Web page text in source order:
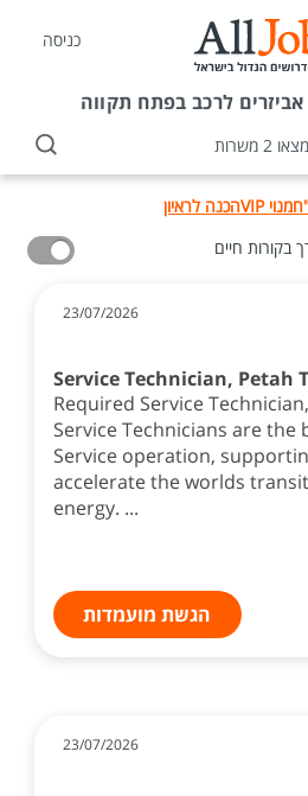
כניסה
לרכב בפתח תקווה
2 משרות
מנוי VIP
הכנה לראיון
בקורות חיים
23/07/2026
Service Technician, Petah
Required Service
Service Technicians are the
Service operation,
accelerate the worlds
energy. ...
הגשת מועמדות
23/07/2026